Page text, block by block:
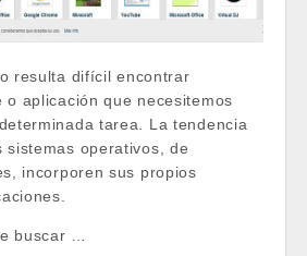
resulta difícil encontrar
o aplicación que necesitemos
tarea. La tendencia
sistemas operativos, de
incorporen sus propios
buscar …